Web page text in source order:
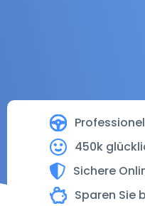
450k
Sichere
Sparen Sie